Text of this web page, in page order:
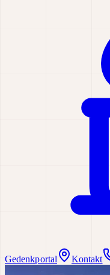
Gedenkportal Kontakt